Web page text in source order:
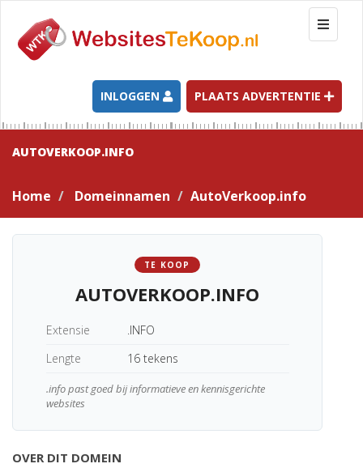
T
o
g
l
e
n
a
t
INLOGGEN PLAATS ADVERTENTIE
AUTOVERKOOP.INFO
Home Domeinnamen AutoVerkoop.info
TE KOOP
AUTOVERKOOP.INFO
Extensie
.INFO
Lengte
16 tekens
.info past goed bij informatieve en kennisgerichte
websites
OVER DIT DOMEIN